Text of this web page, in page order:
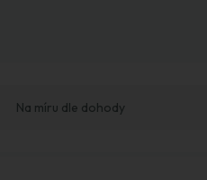
Na míru dle dohody